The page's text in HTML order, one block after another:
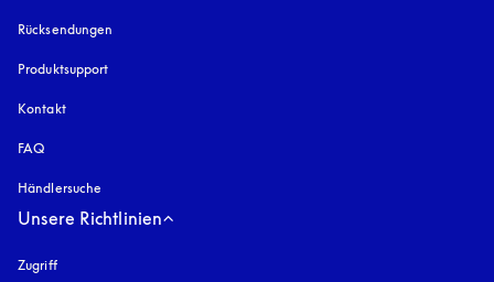
Rücksendungen
Produktsupport
Kontakt
FAQ
Händlersuche
Unsere Richtlinien
Zugrifföffnet sich in einem neuen Tab